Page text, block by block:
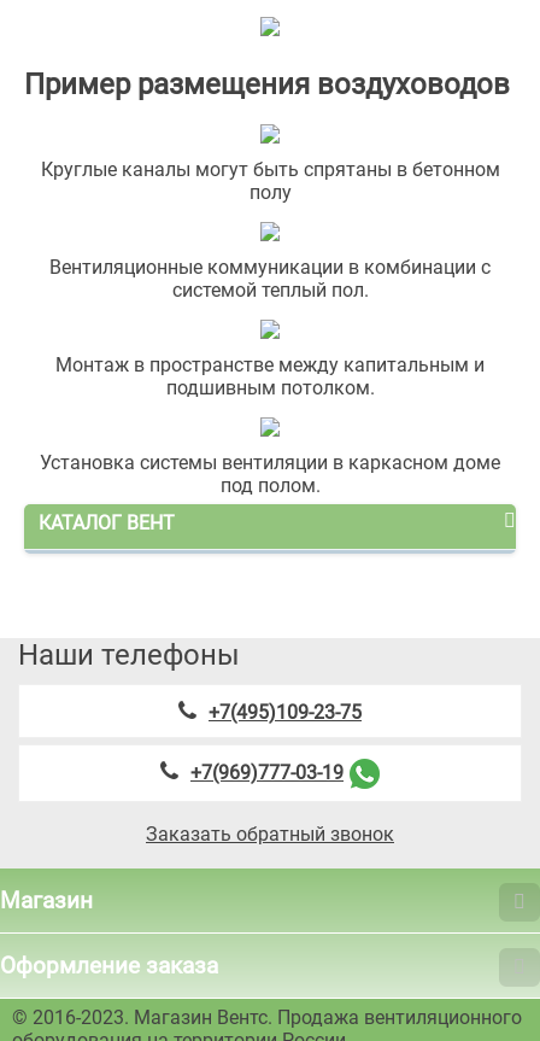
Пример размещения воздуховодов
Круглые каналы могут быть спрятаны в бетонном
полу
Вентиляционные коммуникации в комбинации с
системой теплый пол.
Монтаж в пространстве между капитальным и
подшивным потолком.
Установка системы вентиляции в каркасном доме
под полом.
КАТАЛОГ ВЕНТ
Наши телефоны
+7(495)109-23-75
+7(969)777-03-19
Заказать обратный звонок
Магазин
Оформление заказа
© 2016-2023. Магазин Вентс. Продажа вентиляционного